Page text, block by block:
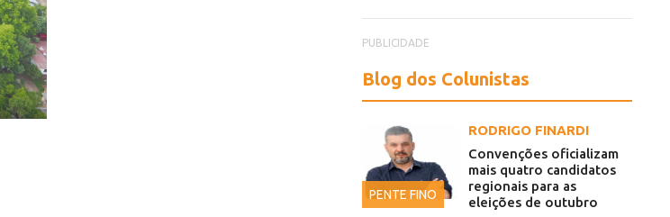
PUBLICIDADE
Blog dos Colunistas
PENTE FINO
RODRIGO FINARDI
Convenções oficializam
mais quatro candidatos
regionais para as
eleições de outubro